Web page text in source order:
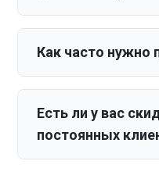
Как часто нужно
Есть ли у вас
постоянных